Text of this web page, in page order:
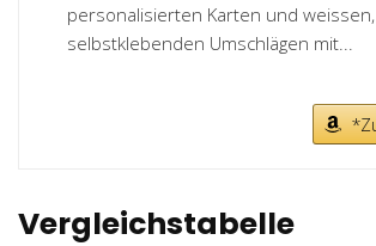
personalisierten Karten und weissen,
selbstklebenden Umschlägen mit...
Vergleichstabelle